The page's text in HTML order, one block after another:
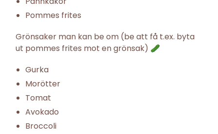
Pommes frites
Grönsaker man kan be om (be att få t.ex. byta
ut pommes frites mot en grönsak) 🥒
Gurka
Morötter
Tomat
Avokado
Broccoli